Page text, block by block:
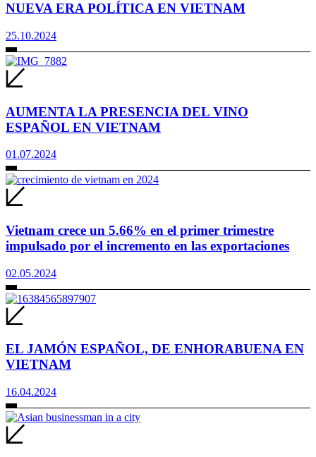
NUEVA ERA POLÍTICA EN VIETNAM
25.10.2024
AUMENTA LA PRESENCIA DEL VINO
ESPAÑOL EN VIETNAM
01.07.2024
Vietnam crece un 5.66% en el primer trimestre
impulsado por el incremento en las exportaciones
02.05.2024
EL JAMÓN ESPAÑOL, DE ENHORABUENA EN
VIETNAM
16.04.2024